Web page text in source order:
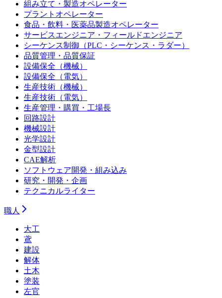
組み立て・製造オペレーター
プラントオペレーター
食品・飲料・医薬品製造オペレーター
サービスエンジニア・フィールドエンジニア
シーケンス制御（PLC・シーケンス・ラダー）
品質管理・品質保証
設備保全（機械）
設備保全（電気）
生産技術（機械）
生産技術（電気）
生産管理・購買・工場長
回路設計
機械設計
光学設計
金型設計
CAE解析
ソフトウェア開発・組み込み
研究・開発・企画
テクニカルライター
職人
大工
鳶
建設
解体
土木
塗装
左官